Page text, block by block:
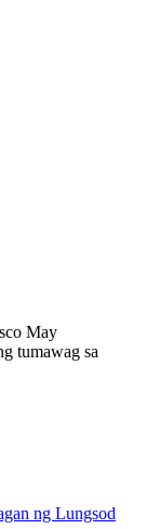
May
tumawag sa
ng Lungsod